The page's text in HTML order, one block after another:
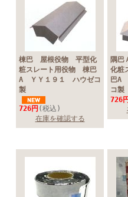
棟巴 屋根役物 平型化
粧スレート用役物 棟巴
A ＹＹ１９１ ハウゼコ
製
726円 (税込)
在庫を確認する
隅
化粧
巴A
コ
726